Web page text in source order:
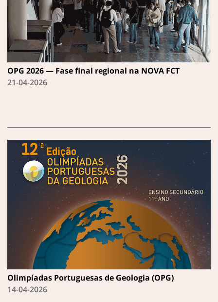
OPG 2026 — Fase final regional na NOVA FCT
21-04-2026
Olimpíadas Portuguesas de Geologia (OPG)
14-04-2026